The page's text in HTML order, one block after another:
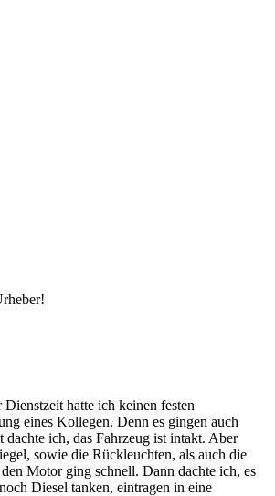
hatte ich keinen festen
eines Kollegen. Denn es gingen auch
ich, das Fahrzeug ist intakt. Aber
sowie die Rückleuchten, als auch die
Motor ging schnell. Dann dachte ich, es
Diesel tanken, eintragen in eine